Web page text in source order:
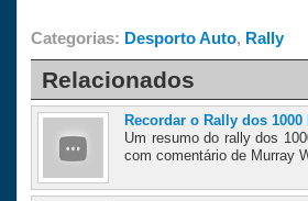
Categorias: Desporto Auto, Rally
Relacionados
Recordar o Rally dos 1000
Um resumo do rally dos
com comentário de Murray